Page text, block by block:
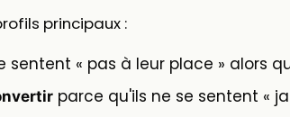
principaux :
sentent « pas à leur place » alors
parce qu'ils ne se sentent «